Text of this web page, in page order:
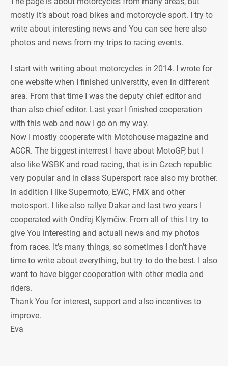
mostly it’s about road bikes and motorcycle sport. I try to
write about interesting news and You can see here also
photos and news from my trips to racing events.
I start with writing about motorcycles in 2014. I wrote for
one website when I finished universtity, even in different
area. From that time I was the deputy chief editor and
than also chief editor. Last year I finished cooperation
with this web and now I go on my way.
Now I mostly cooperate with Motohouse magazine and
ACCR. The biggest interrest I have about MotoGP, but I
also like WSBK and road racing, that is in Czech republic
very popular and in class Supersport race also my brother.
In addition I like Supermoto, EWC, FMX and other
motosport. I like also rallye Dakar and last two years I
cooperated with Ondřej Klymčiw. From all of this I try to
give You interesting and actuall news and my photos
from races. It’s many things, so sometimes I don’t have
time to write about everything, but try to do the best. I also
want to have bigger cooperation with other media and
riders.
Thank You for interest, support and also incentives to
improve.
Eva